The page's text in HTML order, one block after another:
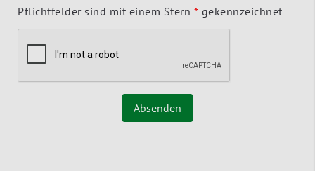
Pflichtfelder sind mit einem Stern * gekennzeichnet
Absenden